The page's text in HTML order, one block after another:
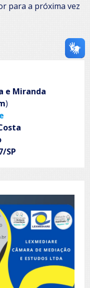
para a próxima vez
e Miranda
)
SP